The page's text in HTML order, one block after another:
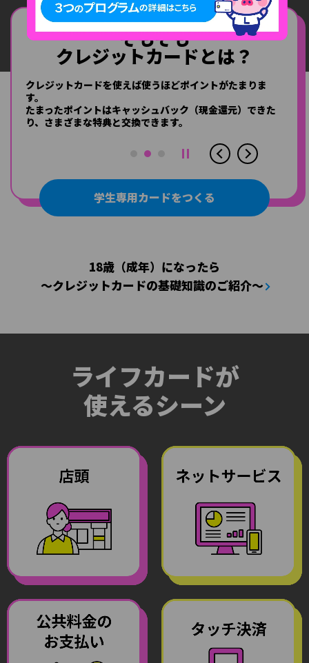
そもそも
クレジットカードとは？
クレジットカードは、後からお支払いができるカードで
す。
毎月の利用代金を支払う引落し口座はご自分で設定できま
す。
そもそも
クレジットカードとは？
クレジットカードを使えば使うほどポイントがたまりま
す。
たまったポイントはキャッシュバック（現金還元）できた
り、 さまざまな特典と交換できます。
そもそも
クレジットカードとは？
クレジットカードは、店舗やネットでの買い物や公共料金
のお支払い
また、海外旅行などで海外にいても、 現地でクレジットカ
ード払いが可能です。
学生専用カードをつくる
18歳（成年）になったら
～クレジットカードの基礎知識のご紹介～
ライフカードが
使えるシーン